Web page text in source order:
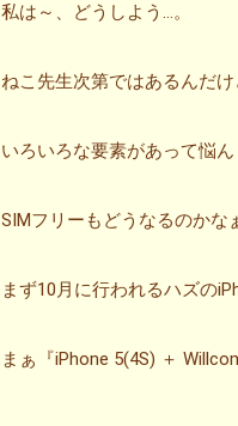
私は～、どうしよう…。
ねこ先生次第ではあるんだけ
いろいろな要素があって悩ん
SIMフリーもどうなるのかな
まず10月に行われるハズの
まぁ『iPhone 5(4S) ＋